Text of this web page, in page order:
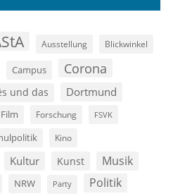
Ausstellung Blickwinkel
Campus Corona
und das Dortmund
Film Forschung FSVK
Kino
Kultur Kunst Musik
NRW Party Politik